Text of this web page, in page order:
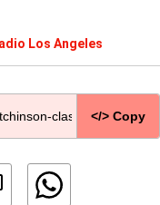
Los Angeles
</> Copy